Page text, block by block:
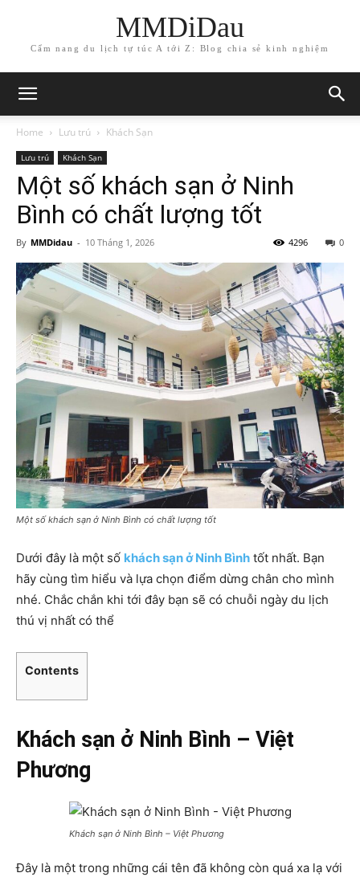
MMDiDau
Cẩm nang du lịch tự túc A tới Z: Blog chia sẻ kinh nghiệm
Home Lưu trú Khách Sạn
Lưu trú Khách Sạn
Một số khách sạn ở Ninh
Bình có chất lượng tốt
By MMDidau - 10 Tháng 1, 2026 0
4296
Một số khách sạn ở Ninh Bình có chất lượng tốt
Dưới đây là một số khách sạn ở Ninh Bình tốt nhất. Bạn
hãy cùng tìm hiểu và lựa chọn điểm dừng chân cho mình
nhé. Chắc chắn khi tới đây bạn sẽ có chuỗi ngày du lịch
thú vị nhất có thể
Contents
Khách sạn ở Ninh Bình – Việt
Phương
Khách sạn ở Ninh Bình – Việt Phương
Đây là một trong những cái tên đã không còn quá xa lạ với